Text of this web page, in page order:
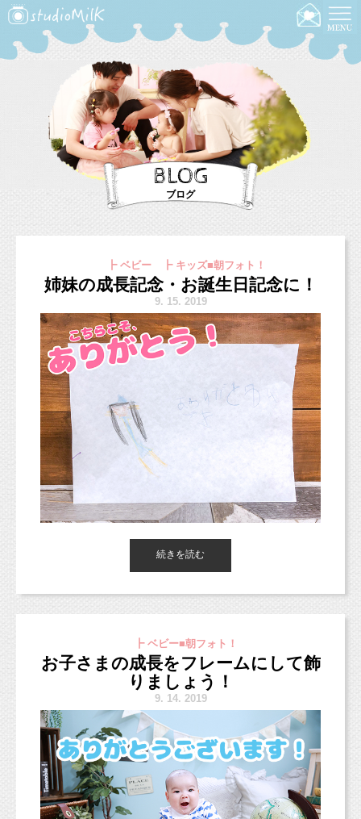
BLOG
ブログ
┣ ベビー ┣ キッズ■朝フォト！
姉妹の成長記念・お誕生日記念に！
9. 15. 2019
こんにちは、東京都杉並区のフォトスタジオ
「スタジオミルク」です。
新スタジオについて。
https://www.studiomilk.jp/blog_dtl/entry/875
続きを読む
┣ ベビー■朝フォト！
お子さまの成長をフレームにして飾
りましょう！
9. 14. 2019